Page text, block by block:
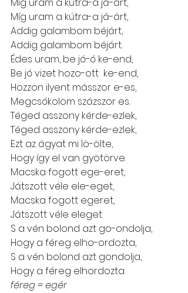
Míg uram a kútra-a já-árt,
Míg uram a kútra-a já-árt,
Addig galambom béjárt,
Addig galambom béjárt.
Édes uram, be jó-ó ke-end,
Be jó vizet hozo-ott  ke-end,
Hozzon ilyent másszor e-es,
Megcsókolom százszor es.
Téged asszony kérde-ezlek,
Téged asszony kérde-ezlek,
Ezt az ágyat mi lö-ölte,
Hogy így el van gyötörve.
Macska fogott ege-eret,
Játszott véle ele-eget,
Macska fogott egeret,
Játszott véle eleget.
S a vén bolond azt go-ondolja,
Hogy a féreg elho-ordozta,
S a vén bolond azt gondolja,
Hogy a féreg elhordozta.
féreg = egér